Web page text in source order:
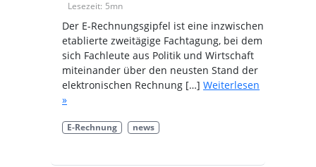
Lesezeit: 5mn
Der E-Rechnungsgipfel ist eine inzwischen
etablierte zweitägige Fachtagung, bei dem
sich Fachleute aus Politik und Wirtschaft
miteinander über den neusten Stand der
elektronischen Rechnung […] Weiterlesen
»
E-Rechnung news